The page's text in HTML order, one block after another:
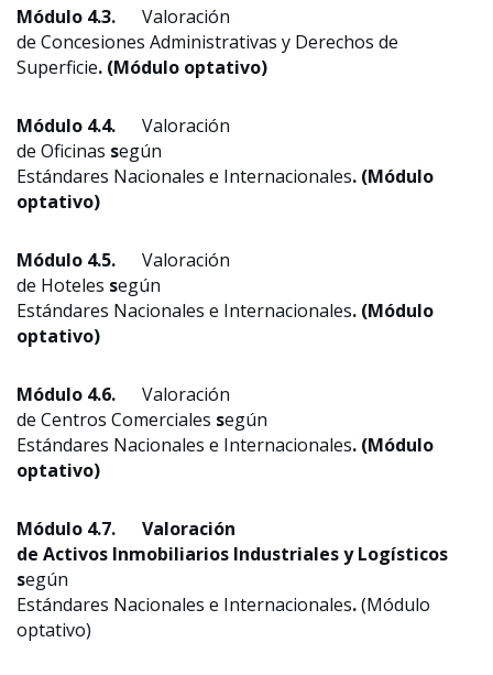
Módulo 4.3. Valoración
de Concesiones Administrativas y Derechos de
Superficie. (Módulo optativo)
Módulo 4.4. Valoración
de Oficinas según
Estándares Nacionales e Internacionales. (Módulo
optativo)
Módulo 4.5. Valoración
de Hoteles según
Estándares Nacionales e Internacionales. (Módulo
optativo)
Módulo 4.6. Valoración
de Centros Comerciales según
Estándares Nacionales e Internacionales. (Módulo
optativo)
Módulo 4.7. Valoración
de Activos Inmobiliarios Industriales y Logísticos
según
Estándares Nacionales e Internacionales.(Módulo
optativo)